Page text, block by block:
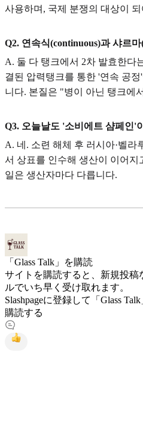
사용하며, 국제 분쟁의 대상이
Q2. 연속식(continuous)과 샤르
A. 둘 다 탱크에서 2차 발효한다
결된 압력탱크를 통한 '연속 공
니다. 본질은 "병이 아닌 탱크에
Q3. 오늘날도 '소비에트 샴페인'
A. 네. 소련 해체 후 러시아·벨라
서 상표를 인수해 생산이 이어지
일은 생산자마다 다릅니다.
「Glass Talk」を購読
サイトを購読すると、新規投
ルでいち早く受け取れます。
Slashpageに登録して「Glass
購読する